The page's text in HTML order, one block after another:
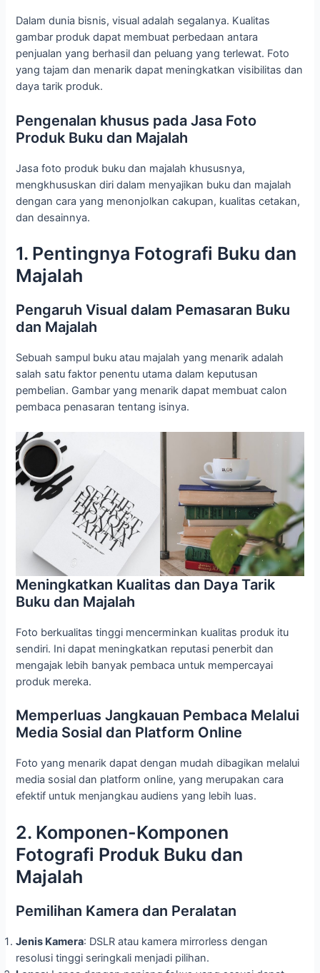
Dalam dunia bisnis, visual adalah segalanya. Kualitas
gambar produk dapat membuat perbedaan antara
penjualan yang berhasil dan peluang yang terlewat. Foto
yang tajam dan menarik dapat meningkatkan visibilitas dan
daya tarik produk.
Pengenalan khusus pada Jasa Foto
Produk Buku dan Majalah
Jasa foto produk buku dan majalah khususnya,
mengkhususkan diri dalam menyajikan buku dan majalah
dengan cara yang menonjolkan cakupan, kualitas cetakan,
dan desainnya.
1. Pentingnya Fotografi Buku dan
Majalah
Pengaruh Visual dalam Pemasaran Buku
dan Majalah
Sebuah sampul buku atau majalah yang menarik adalah
salah satu faktor penentu utama dalam keputusan
pembelian. Gambar yang menarik dapat membuat calon
pembaca penasaran tentang isinya.
Meningkatkan Kualitas dan Daya Tarik
Buku dan Majalah
Foto berkualitas tinggi mencerminkan kualitas produk itu
sendiri. Ini dapat meningkatkan reputasi penerbit dan
mengajak lebih banyak pembaca untuk mempercayai
produk mereka.
Memperluas Jangkauan Pembaca Melalui
Media Sosial dan Platform Online
Foto yang menarik dapat dengan mudah dibagikan melalui
media sosial dan platform online, yang merupakan cara
efektif untuk menjangkau audiens yang lebih luas.
2. Komponen-Komponen
Fotografi Produk Buku dan
Majalah
Pemilihan Kamera dan Peralatan
Jenis Kamera: DSLR atau kamera mirrorless dengan
resolusi tinggi seringkali menjadi pilihan.